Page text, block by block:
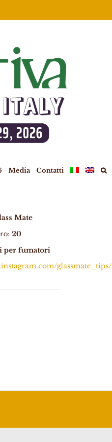
Media Contatti
Mate
20
per fumatori
glassmate_tips/